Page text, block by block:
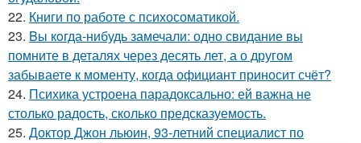
22. Книги по работе с психосоматикой.
23. Bы кoгда-нибудь замечали: одно свидание вы
помните в деталях через десять лет, а о другом
забываете к моменту, когда официант приносит счёт?
24. Психика устроена парадоксально: ей важна не
столько радость, сколько предсказуемость.
25. Доктор Джон льюин, 93-летний специалист по